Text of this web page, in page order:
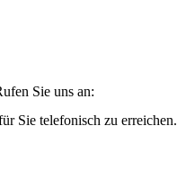
Sie uns an:
Sie telefonisch zu erreichen.